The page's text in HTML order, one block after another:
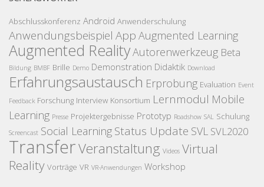
Abschlusskonferenz Android Anwenderschulung
Anwendungsbeispiel App Augmented Learning
Augmented RealityAutorenwerkzeug Beta
Bildung BMBF Brille Demo Demonstration Didaktik Download
Erfahrungsaustausch Erprobung Evaluation Event
Feedback Forschung Interview Konsortium Lernmodul Mobile
Learning Presse Projektergebnisse Prototyp Roadshow SAL Schulung
Screencast Social Learning Status Update SVL SVL2020
TransferVeranstaltung Videos Virtual
Reality Vorträge VR VR-Anwendungen Workshop